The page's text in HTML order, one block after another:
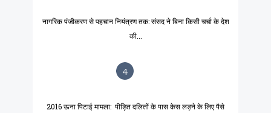
नागरिक पंजीकरण से पहचान नियंत्रण तक: संसद ने बिना किसी चर्चा के देश
की...
4
2016 ऊना पिटाई मामला: पीड़ित दलितों के पास केस लड़ने के लिए पैसे